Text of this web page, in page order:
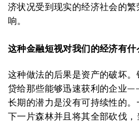
济状况受到现实的经济社会的
响。
这种金融短视对我们的经济有什
这种做法的后果是资产的破坏
贷给那些能够迅速获利的企业
长期的潜力是没有可持续性的
下一片森林并且将其全部砍伐